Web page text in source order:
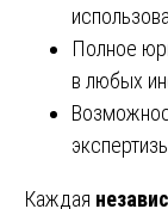
Полное
в любых
Каждая